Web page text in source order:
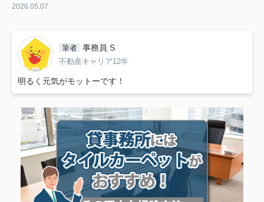
2026.05.07
筆者 事務員 S
不動産キャリア12年
明るく元気がモットーです！